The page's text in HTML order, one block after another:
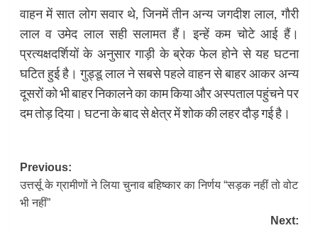
वाहन में सात लोग सवार थे, जिनमें तीन अन्य जगदीश लाल, गौरी
लाल व उमेद लाल सही सलामत हैं। इन्हें कम चोटे आई हैं।
प्रत्यक्षदर्शियों के अनुसार गाड़ी के ब्रेक फेल होने से यह घटना
घटित हुई है। गुड्डू लाल ने सबसे पहले वाहन से बाहर आकर अन्य
दूसरों को भी बाहर निकालने का काम किया और अस्पताल पहुंचने पर
दम तोड़ दिया। घटना के बाद से क्षेत्र में शोक की लहर दौड़ गई है।
Post
navigation
Previous:
उत्तर्सू के ग्रामीणों ने लिया चुनाव बहिष्कार का निर्णय “सड़क नहीं तो वोट
भी नहीं”
Next: